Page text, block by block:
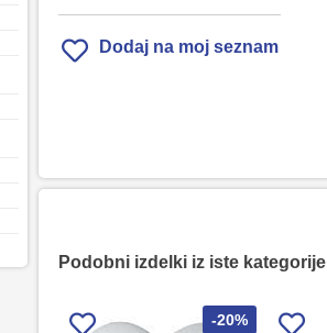
Dodaj na moj seznam
Podobni izdelki iz iste kategorije
-20%